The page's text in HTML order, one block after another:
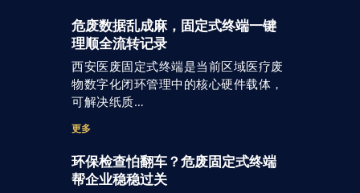
危废数据乱成麻，固定式终端一键
理顺全流转记录
西安医废固定式终端是当前区域医疗废
物数字化闭环管理中的核心硬件载体，
可解决纸质…
更多
环保检查怕翻车？危废固定式终端
帮企业稳稳过关